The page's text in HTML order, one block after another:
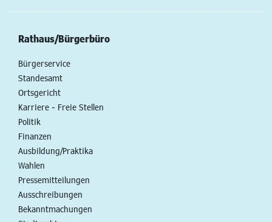
Rathaus/Bürgerbüro
Bürgerservice
Standesamt
Ortsgericht
Karriere - Freie Stellen
Politik
Finanzen
Ausbildung/Praktika
Wahlen
Pressemitteilungen
Ausschreibungen
Bekanntmachungen